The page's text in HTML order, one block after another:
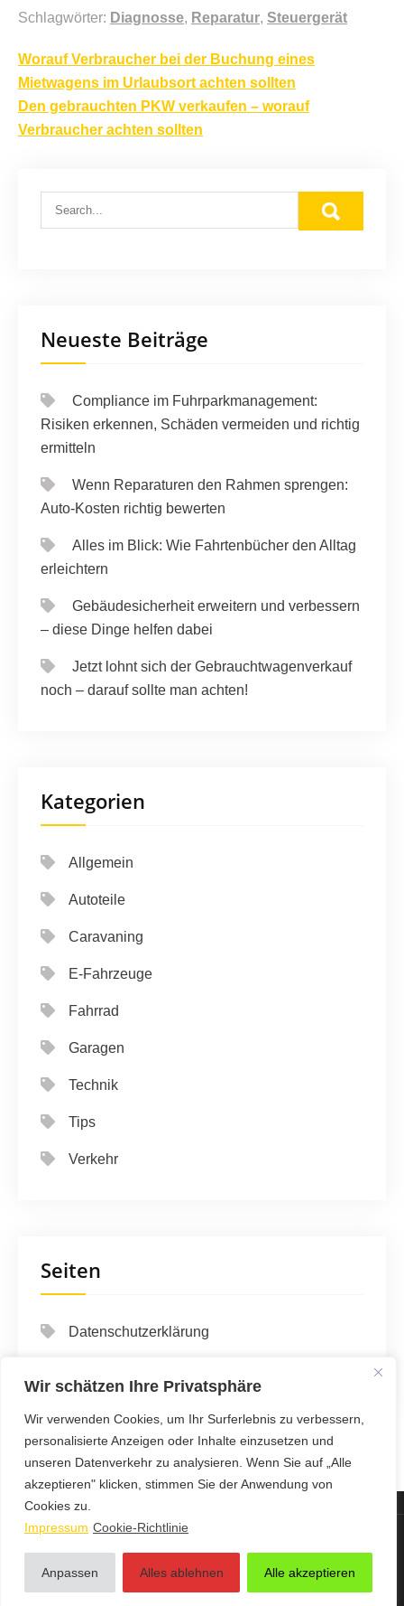
Wir schätzen Ihre Privatsphäre
Wir verwenden Cookies, um Ihr Surferlebnis zu verbessern,
personalisierte Anzeigen oder Inhalte einzusetzen und
unseren Datenverkehr zu analysieren. Wenn Sie auf „Alle
akzeptieren" klicken, stimmen Sie der Anwendung von
Cookies zu.
Impressum Cookie-Richtlinie
Anpassen Alles ablehnen Alle akzeptieren
Schlagwörter: Diagnosse, Reparatur, Steuergerät
Beitragsnavigation
Worauf Verbraucher bei der Buchung eines
Mietwagens im Urlaubsort achten sollten
Den gebrauchten PKW verkaufen – worauf
Verbraucher achten sollten
Neueste Beiträge
Compliance im Fuhrparkmanagement:
Risiken erkennen, Schäden vermeiden und richtig
ermitteln
Wenn Reparaturen den Rahmen sprengen:
Auto-Kosten richtig bewerten
Alles im Blick: Wie Fahrtenbücher den Alltag
erleichtern
Gebäudesicherheit erweitern und verbessern
– diese Dinge helfen dabei
Jetzt lohnt sich der Gebrauchtwagenverkauf
noch – darauf sollte man achten!
Kategorien
Allgemein
Autoteile
Caravaning
E-Fahrzeuge
Fahrrad
Garagen
Technik
Tips
Verkehr
Seiten
Datenschutzerklärung
123 Auto & Verkehr Info - Proudly Powered by WordPress
Theme by Grace Themes